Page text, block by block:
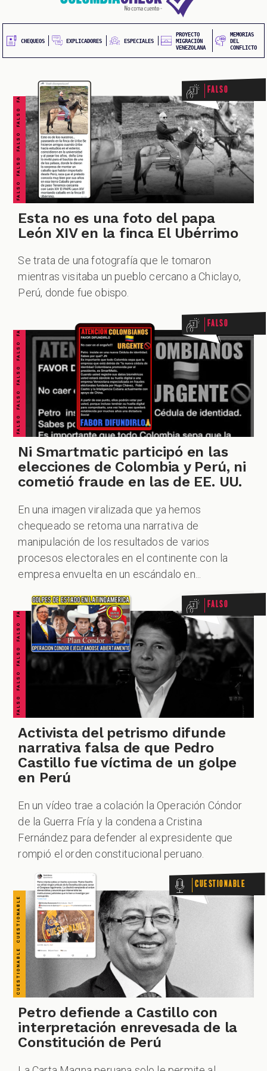
CHEQUEOS EXPLICADORES ESPECIALES
PROYECTO
MIGRACIÓN
VENEZOLANA
MEMORIAS
DEL
CONFLICTO
FALSO FALSO FALSO FALSO FALSO FALSO FALSO Falso
Esta no es una foto del papa
León XIV en la finca El Ubérrimo
Se trata de una fotografía que le tomaron
mientras visitaba un pueblo cercano a Chiclayo,
Perú, donde fue obispo.
FALSO FALSO FALSO FALSO FALSO FALSO FALSO Falso
Ni Smartmatic participó en las
elecciones de Colombia y Perú, ni
cometió fraude en las de EE. UU.
En una imagen viralizada que ya hemos
chequeado se retoma una narrativa de
manipulación de los resultados de varios
procesos electorales en el continente con la
empresa envuelta en un escándalo en...
FALSO FALSO FALSO FALSO FALSO FALSO FALSO Falso
Activista del petrismo difunde
narrativa falsa de que Pedro
Castillo fue víctima de un golpe
en Perú
En un vídeo trae a colación la Operación Cóndor
de la Guerra Fría y la condena a Cristina
Fernández para defender al expresidente que
rompió el orden constitucional peruano.
CUESTIONABLE CUESTIONABLE CUESTIONABLE CUESTIONABLE CUESTIONABLE CUESTIONABLE CUESTIONABLE Cuestionable
Petro defiende a Castillo con
interpretación enrevesada de la
Constitución de Perú